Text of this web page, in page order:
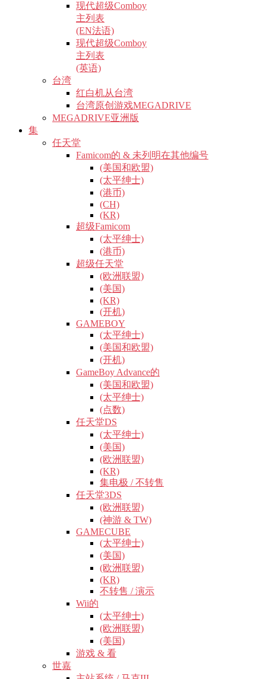
现代超级Comboy
主列表
(EN法语)
现代超级Comboy
主列表
(英语)
台湾
红白机从台湾
台湾原创游戏MEGADRIVE
MEGADRIVE亚洲版
集
任天堂
Famicom的 & 未列明在其他编号
(美国和欧盟)
(太平绅士)
(港币)
(CH)
(KR)
超级Famicom
(太平绅士)
(港币)
超级任天堂
(欧洲联盟)
(美国)
(KR)
(开机)
GAMEBOY
(太平绅士)
(美国和欧盟)
(开机)
GameBoy Advance的
(美国和欧盟)
(太平绅士)
(点数)
任天堂DS
(太平绅士)
(美国)
(欧洲联盟)
(KR)
集电极 / 不转售
任天堂3DS
(欧洲联盟)
(神游 & TW)
GAMECUBE
(太平绅士)
(美国)
(欧洲联盟)
(KR)
不转售 / 演示
Wii的
(太平绅士)
(欧洲联盟)
(美国)
游戏 & 看
世嘉